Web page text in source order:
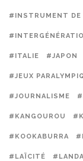
#INSTRUMENT DE
#ITALIE #JAPON
#JEUX
#JOURNALISME
#KANGOUROU
#KOOKABURRA
#LAÏCITÉ